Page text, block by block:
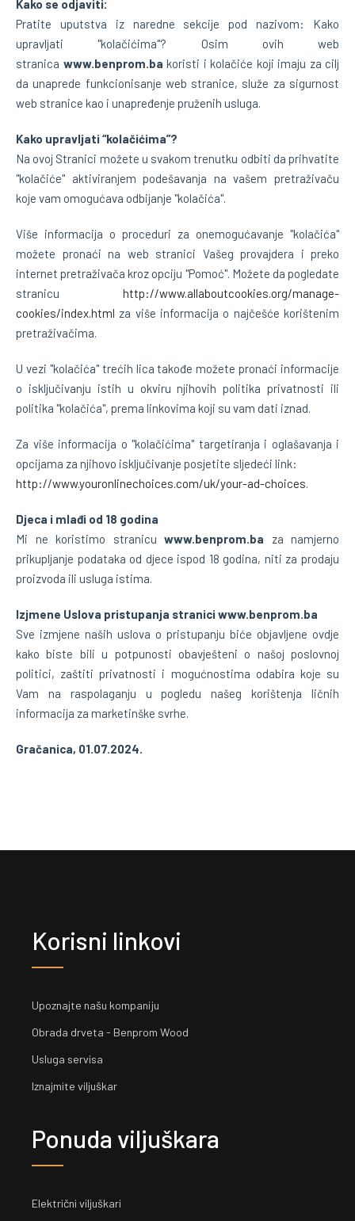
Kako se odjaviti:
Pratite uputstva iz naredne sekcije pod nazivom: Kako
upravljati "kolačićima"? Osim ovih web
stranica www.benprom.ba koristi i kolačiće koji imaju za cilj
da unaprede funkcionisanje web stranice, služe za sigurnost
web stranice kao i unapređenje pruženih usluga.
Kako upravljati “kolačićima”?
Na ovoj Stranici možete u svakom trenutku odbiti da prihvatite
"kolačiće" aktiviranjem podešavanja na vašem pretraživaču
koje vam omogućava odbijanje "kolačića".
Više informacija o proceduri za onemogućavanje "kolačića"
možete pronaći na web stranici Vašeg provajdera i preko
internet pretraživača kroz opciju "Pomoć". Možete da pogledate
stranicu http://www.allaboutcookies.org/manage-
cookies/index.html za više informacija o najčešće korištenim
pretraživačima.
U vezi "kolačića" trećih lica takođe možete pronaći informacije
o isključivanju istih u okviru njihovih politika privatnosti ili
politika "kolačića", prema linkovima koji su vam dati iznad.
Za više informacija o "kolačićima" targetiranja i oglašavanja i
opcijama za njihovo isključivanje posjetite sljedeći link:
http://www.youronlinechoices.com/uk/your-ad-choices.
Djeca i mlađi od 18 godina
Mi ne koristimo stranicu www.benprom.ba za namjerno
prikupljanje podataka od djece ispod 18 godina, niti za prodaju
proizvoda ili usluga istima.
Izjmene Uslova pristupanja stranici www.benprom.ba
Sve izmjene naših uslova o pristupanju biće objavljene ovdje
kako biste bili u potpunosti obavješteni o našoj poslovnoj
politici, zaštiti privatnosti i mogućnostima odabira koje su
Vam na raspolaganju u pogledu našeg korištenja ličnih
informacija za marketinške svrhe.
Gračanica, 01.07.2024.
Korisni linkovi
Upoznajte našu kompaniju
Obrada drveta - Benprom Wood
Usluga servisa
Iznajmite viljuškar
Ponuda viljuškara
Električni viljuškari